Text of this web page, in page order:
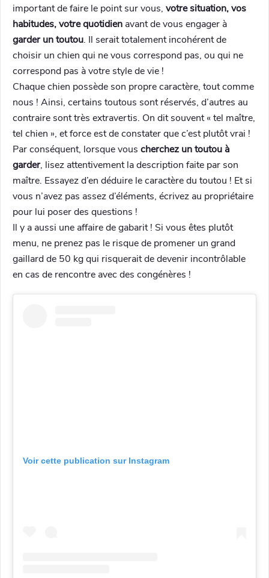
important de faire le point sur vous, votre situation, vos
habitudes, votre quotidien avant de vous engager à
garder un toutou. Il serait totalement incohérent de
choisir un chien qui ne vous correspond pas, ou qui ne
correspond pas à votre style de vie !
Chaque chien possède son propre caractère, tout comme
nous ! Ainsi, certains toutous sont réservés, d’autres au
contraire sont très extravertis. On dit souvent « tel maître,
tel chien », et force est de constater que c’est plutôt vrai !
Par conséquent, lorsque vous cherchez un toutou à
garder, lisez attentivement la description faite par son
maître. Essayez d’en déduire le caractère du toutou ! Et si
vous n’avez pas assez d’éléments, écrivez au propriétaire
pour lui poser des questions !
Il y a aussi une affaire de gabarit ! Si vous êtes plutôt
menu, ne prenez pas le risque de promener un grand
gaillard de 50 kg qui risquerait de devenir incontrôlable
en cas de rencontre avec des congénères !
Voir cette publication sur Instagram